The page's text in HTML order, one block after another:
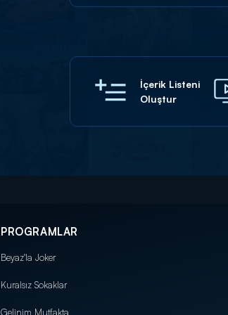
İçerik Listeni
Oluştur
PROGRAMLAR
Beyaz'la Joker
Kuralsız Sokaklar
Gelinim Mutfakta